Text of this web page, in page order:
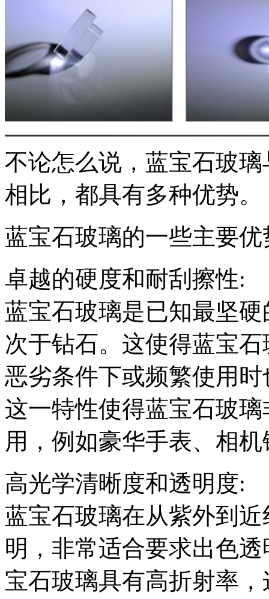
不论怎么说，蓝宝石玻
相比，都具有多种优势。
蓝宝石玻璃的一些主要优
卓越的硬度和耐刮擦性:
蓝宝石玻璃是已知最坚
次于钻石。这使得蓝宝
恶劣条件下或频繁使用
这一特性使得蓝宝石玻
用，例如豪华手表、相
高光学清晰度和透明度:
蓝宝石玻璃在从紫外到
明，非常适合要求出色
宝石玻璃具有高折射率